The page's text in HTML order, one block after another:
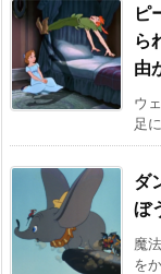
ピ
ら
由
ウ
足
ダ
ぼ
魔
を